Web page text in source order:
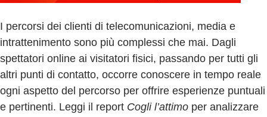
I percorsi dei clienti di telecomunicazioni, media e
intrattenimento sono più complessi che mai. Dagli
spettatori online ai visitatori fisici, passando per tutti gli
altri punti di contatto, occorre conoscere in tempo reale
ogni aspetto del percorso per offrire esperienze puntuali
e pertinenti. Leggi il report Cogli l’attimo per analizzare